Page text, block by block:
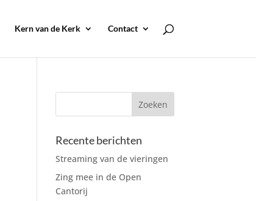
Kern van de Kerk Contact
Recente berichten
Streaming van de vieringen
Zing mee in de Open
Cantorij